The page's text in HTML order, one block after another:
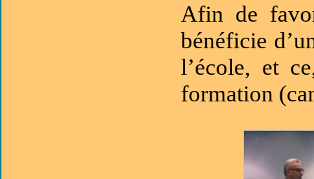
Afin de
bénéficie
l’école, et
formation